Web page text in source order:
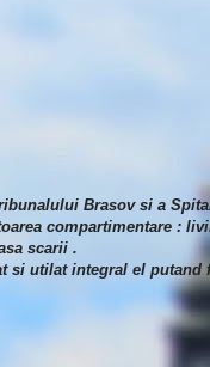
Brasov si a
compartimentare :
scarii .
si utilat integral el